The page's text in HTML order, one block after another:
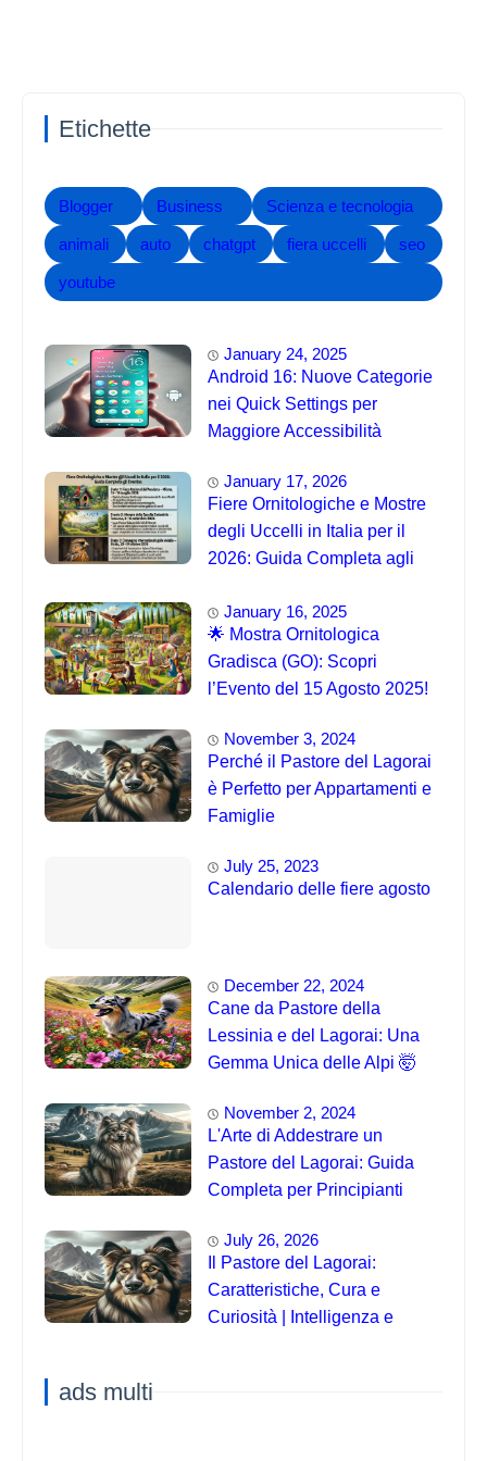
Etichette
Blogger Business Scienza e tecnologia
animali auto chatgpt fiera uccelli seo
youtube
January 24, 2025
Android 16: Nuove Categorie
nei Quick Settings per
Maggiore Accessibilità
January 17, 2026
Fiere Ornitologiche e Mostre
degli Uccelli in Italia per il
2026: Guida Completa agli
January 16, 2025
🌟 Mostra Ornitologica
Gradisca (GO): Scopri
l’Evento del 15 Agosto 2025!
November 3, 2024
Perché il Pastore del Lagorai
è Perfetto per Appartamenti e
Famiglie
July 25, 2023
Calendario delle fiere agosto
December 22, 2024
Cane da Pastore della
Lessinia e del Lagorai: Una
Gemma Unica delle Alpi 🤯
November 2, 2024
L'Arte di Addestrare un
Pastore del Lagorai: Guida
Completa per Principianti
July 26, 2026
Il Pastore del Lagorai:
Caratteristiche, Cura e
Curiosità | Intelligenza e
ads multi